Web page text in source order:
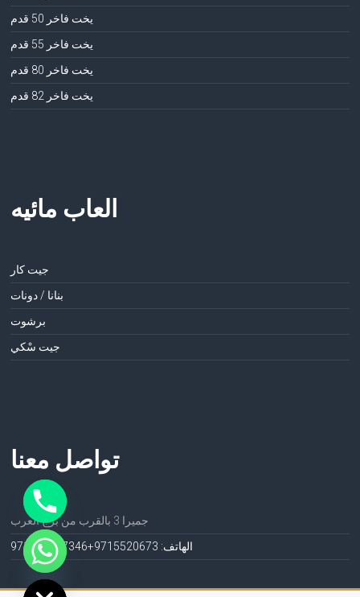
يخت فاخر 50 قدم
يخت فاخر 55 قدم
يخت فاخر 80 قدم
يخت فاخر 82 قدم
العاب مائيه
جيت كار
بنانا / دونات
برشوت
جيت سْكي
تواصل معنا
جميرا 3 بالقرب من برج العرب
الهاتف: 971552067 3+971552067346
chaty